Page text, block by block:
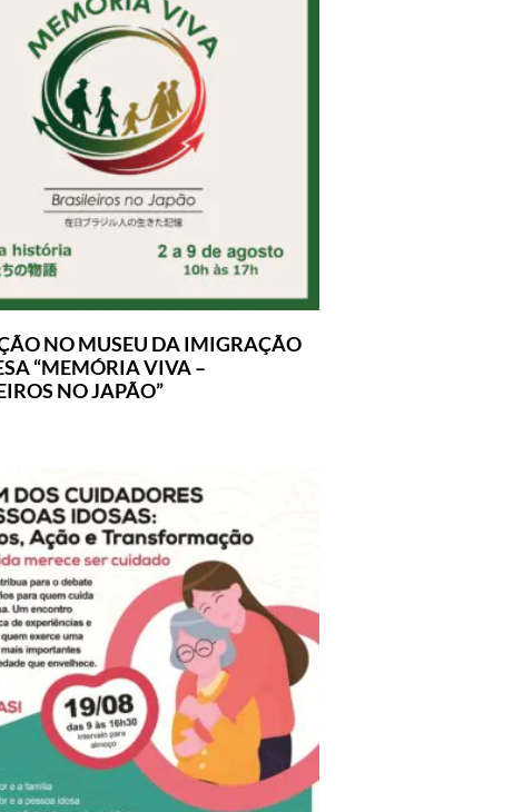
NO MUSEU DA IMIGRAÇÃO
“MEMÓRIA VIVA –
NO JAPÃO”